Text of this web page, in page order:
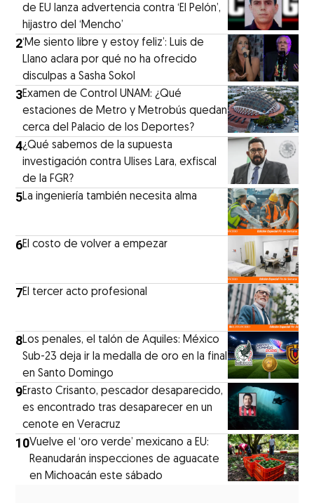
de EU lanza advertencia contra ‘El Pelón’,
hijastro del ‘Mencho’
2‘Me siento libre y estoy feliz’: Luis de
Llano aclara por qué no ha ofrecido
disculpas a Sasha Sokol
3Examen de Control UNAM: ¿Qué
estaciones de Metro y Metrobús quedan
cerca del Palacio de los Deportes?
4¿Qué sabemos de la supuesta
investigación contra Ulises Lara, exfiscal
de la FGR?
5La ingeniería también necesita alma
6El costo de volver a empezar
7El tercer acto profesional
8Los penales, el talón de Aquiles: México
Sub-23 deja ir la medalla de oro en la final
en Santo Domingo
9Erasto Crisanto, pescador desaparecido,
es encontrado tras desaparecer en un
cenote en Veracruz
10Vuelve el ‘oro verde’ mexicano a EU:
Reanudarán inspecciones de aguacate
en Michoacán este sábado